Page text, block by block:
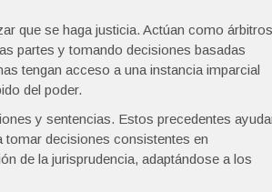
que se haga justicia. Actúan como árbitros
partes y tomando decisiones basadas
tengan acceso a una instancia imparcial
del poder.
y sentencias. Estos precedentes
decisiones consistentes en
de la jurisprudencia, adaptándose a los